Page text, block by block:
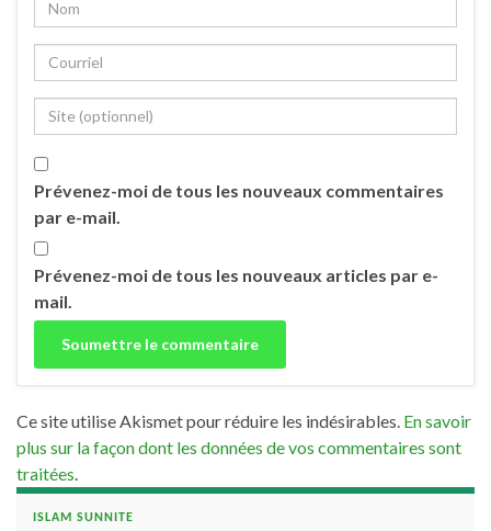
Prévenez-moi de tous les nouveaux commentaires
par e-mail.
Prévenez-moi de tous les nouveaux articles par e-
mail.
Ce site utilise Akismet pour réduire les indésirables. En savoir
plus sur la façon dont les données de vos commentaires sont
traitées
ISLAM SUNNITE